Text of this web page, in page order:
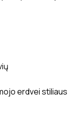
erdvei stiliaus